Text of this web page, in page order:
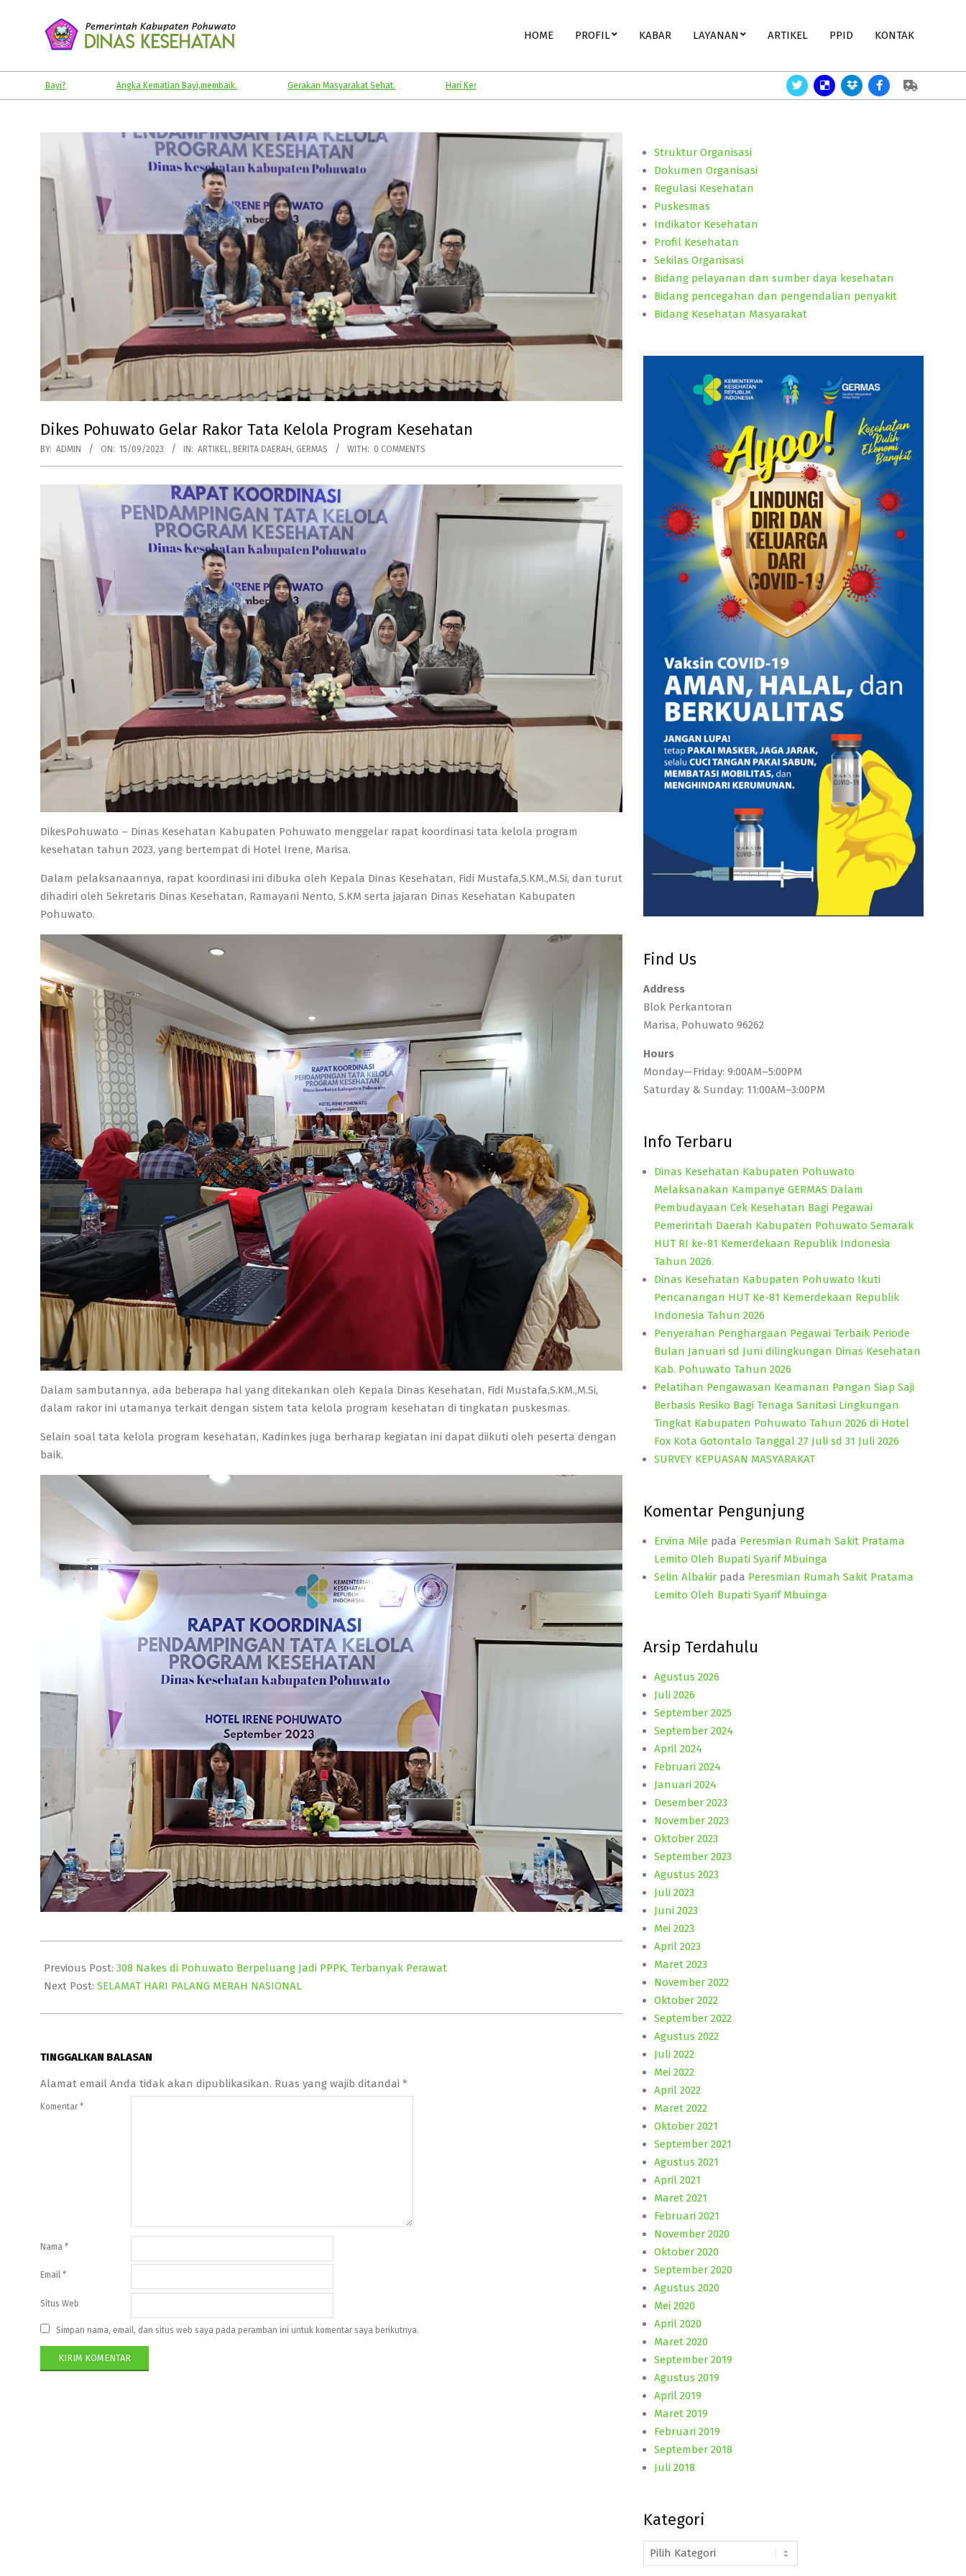
KABUPATEN
POHUWATO
HOME PROFIL KABAR LAYANAN ARTIKEL PPID KONTAK
Angka Kematian Bayi,membaik. Gerakan Masyarakat Sehat. Hari Kesehatan Nasional. Angka Kematian Bayi,membaik.
Dikes Pohuwato Gelar Rakor Tata Kelola Program Kesehatan
BY: ADMIN ON: 15/09/2023 IN: ARTIKEL, BERITA DAERAH , GERMAS WITH: 0 COMMENTS
DikesPohuwato – Dinas Kesehatan Kabupaten Pohuwato menggelar rapat koordinasi tata kelola program
kesehatan tahun 2023, yang bertempat di Hotel Irene, Marisa.
Dalam pelaksanaannya, rapat koordinasi ini dibuka oleh Kepala Dinas Kesehatan, Fidi Mustafa,S.KM.,M.Si, dan turut
dihadiri oleh Sekretaris Dinas Kesehatan, Ramayani Nento, S.KM serta jajaran Dinas Kesehatan Kabupaten
Pohuwato.
Dalam sambutannya, ada beberapa hal yang ditekankan oleh Kepala Dinas Kesehatan, Fidi Mustafa,S.KM.,M.Si,
dalam rakor ini utamanya terkait dengan sistem tata kelola program kesehatan di tingkatan puskesmas.
Selain soal tata kelola program kesehatan, Kadinkes juga berharap kegiatan ini dapat diikuti oleh peserta dengan
baik.
09-
15
Previous Post: 308 Nakes di Pohuwato Berpeluang Jadi PPPK, Terbanyak Perawat
Next Post: SELAMAT HARI PALANG MERAH NASIONAL
TINGGALKAN BALASAN
Alamat email Anda tidak akan dipublikasikan. Ruas yang wajib ditandai *
Komentar *
Nama *
Email *
Situs Web
Simpan nama, email, dan situs web saya pada peramban ini untuk komentar saya berikutnya.
Struktur Organisasi
Dokumen Organisasi
Regulasi Kesehatan
Puskesmas
Indikator Kesehatan
Profil Kesehatan
Sekilas Organisasi
Bidang pelayanan dan sumber daya kesehatan
Bidang pencegahan dan pengendalian penyakit
Bidang Kesehatan Masyarakat
Find Us
Address
Blok Perkantoran
Marisa, Pohuwato 96262
Hours
Monday—Friday: 9:00AM–5:00PM
Saturday & Sunday: 11:00AM–3:00PM
Info Terbaru
Dinas Kesehatan Kabupaten Pohuwato
Melaksanakan Kampanye GERMAS Dalam
Pembudayaan Cek Kesehatan Bagi Pegawai
Pemerintah Daerah Kabupaten Pohuwato Semarak
HUT RI ke-81 Kemerdekaan Republik Indonesia
Tahun 2026.
Dinas Kesehatan Kabupaten Pohuwato Ikuti
Pencanangan HUT Ke-81 Kemerdekaan Republik
Indonesia Tahun 2026
Penyerahan Penghargaan Pegawai Terbaik Periode
Bulan Januari sd Juni dilingkungan Dinas Kesehatan
Kab. Pohuwato Tahun 2026
Pelatihan Pengawasan Keamanan Pangan Siap Saji
Berbasis Resiko Bagi Tenaga Sanitasi Lingkungan
Tingkat Kabupaten Pohuwato Tahun 2026 di Hotel
Fox Kota Gotontalo Tanggal 27 Juli sd 31 Juli 2026
SURVEY KEPUASAN MASYARAKAT
Komentar Pengunjung
Ervina Mile pada Peresmian Rumah Sakit Pratama
Lemito Oleh Bupati Syarif Mbuinga
Selin Albakir pada Peresmian Rumah Sakit Pratama
Lemito Oleh Bupati Syarif Mbuinga
Arsip Terdahulu
Agustus 2026
Juli 2026
September 2025
September 2024
April 2024
Februari 2024
Januari 2024
Desember 2023
November 2023
Oktober 2023
September 2023
Agustus 2023
Juli 2023
Juni 2023
Mei 2023
April 2023
Maret 2023
November 2022
Oktober 2022
September 2022
Agustus 2022
Juli 2022
Mei 2022
April 2022
Maret 2022
Oktober 2021
September 2021
Agustus 2021
April 2021
Maret 2021
Februari 2021
November 2020
Oktober 2020
September 2020
Agustus 2020
Mei 2020
April 2020
Maret 2020
September 2019
Agustus 2019
April 2019
Maret 2019
Februari 2019
September 2018
Juli 2018
Kategori
Kategori